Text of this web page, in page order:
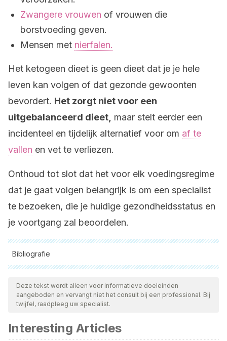
Zwangere vrouwen of vrouwen die
borstvoeding geven.
Mensen met nierfalen.
Het ketogeen dieet is geen dieet dat je je hele
leven kan volgen of dat gezonde gewoonten
bevordert. Het zorgt niet voor een
uitgebalanceerd dieet, maar stelt eerder een
incidenteel en tijdelijk alternatief voor om af te
vallen en vet te verliezen.
Onthoud tot slot dat het voor elk voedingsregime
dat je gaat volgen belangrijk is om een specialist
te bezoeken, die je huidige gezondheidsstatus en
je voortgang zal beoordelen.
Bibliografie
Alle aangehaalde bronnen zijn grondig gecontroleerd door
ons team om hun kwaliteit, betrouwbaarheid, actualiteit en
geldigheid te waarborgen. De bibliografie van dit artikel werd
Krilanovich, N. J. (2007). Benefits of ketogenic diets [1].
Deze tekst wordt alleen voor informatieve doeleinden
aangeboden en vervangt niet het consult bij een professional. Bij
twijfel, raadpleeg uw specialist.
Interesting Articles